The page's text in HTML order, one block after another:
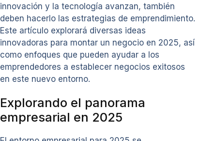
innovación y la tecnología avanzan, también
deben hacerlo las estrategias de emprendimiento.
Este artículo explorará diversas ideas
innovadoras para montar un negocio en 2025, así
como enfoques que pueden ayudar a los
emprendedores a establecer negocios exitosos
en este nuevo entorno.
Explorando el panorama
empresarial en 2025